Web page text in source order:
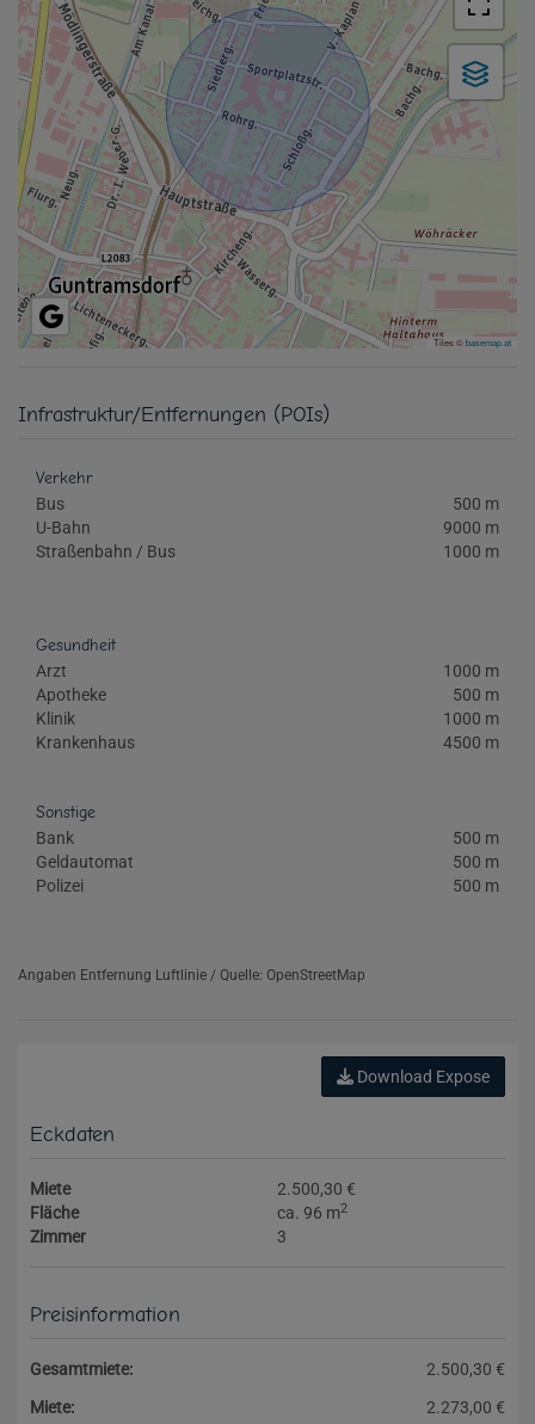
Tiles ©basemap.at
Infrastruktur/Entfernungen (POIs)
Verkehr
Bus
500 m
U-Bahn
9000 m
Straßenbahn / Bus
1000 m
Gesundheit
Arzt
1000 m
Apotheke
500 m
Klinik
1000 m
Krankenhaus
4500 m
Sonstige
Bank
500 m
Geldautomat
500 m
Polizei
500 m
Angaben Entfernung Luftlinie / Quelle: OpenStreetMap
Download Expose
Eckdaten
Miete
2.500,30 €
Fläche
ca. 96 m2
Zimmer 3
Preisinformation
Gesamtmiete:
2.500,30 €
Miete:
2.273,00 €